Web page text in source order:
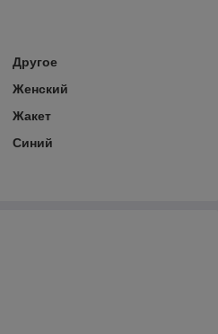
Другое
Женский
Жакет
Синий